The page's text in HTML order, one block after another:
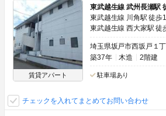
賃貸アパート
東武越生線 武州長瀬駅
東武越生線 川角駅 徒歩
東武越生線 西大家駅 徒
埼玉県坂戸市西坂戸１丁
築37年
木造 2階建
駐車場あり
チェックを入れてまとめてお問い合わせ